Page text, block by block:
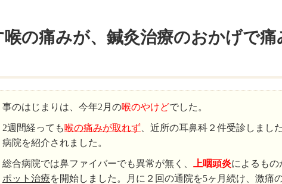
の痛みが、鍼灸治療のおかげで
事のはじまりは、今年2月の喉のやけどでした。
2週間経っても喉の痛みが取れず 、近所の耳鼻科２件受診しまし
病院を紹介されました。
総合病院では鼻ファイバーでも異常が無く、 上咽頭炎によるも
ポット治療を開始しました。月に２回の通院を5ヶ月続け、激痛